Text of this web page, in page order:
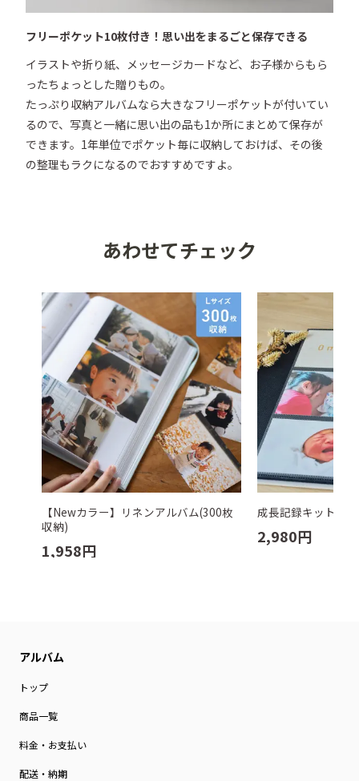
フリーポケット10枚付き！思い出をまるごと保存できる
イラストや折り紙、メッセージカードなど、お子様からもら
ったちょっとした贈りもの。
たっぷり収納アルバムなら大きなフリーポケットが付いてい
るので、写真と一緒に思い出の品も1か所にまとめて保存が
できます。1年単位でポケット毎に収納しておけば、その後
の整理もラクになるのでおすすめですよ。
あわせてチェック
【Newカラー】リネンアルバム(300枚
収納)
1,958円
成長記録キット す
2,980円
トップ
商品一覧
料金・お支払い
配送・納期